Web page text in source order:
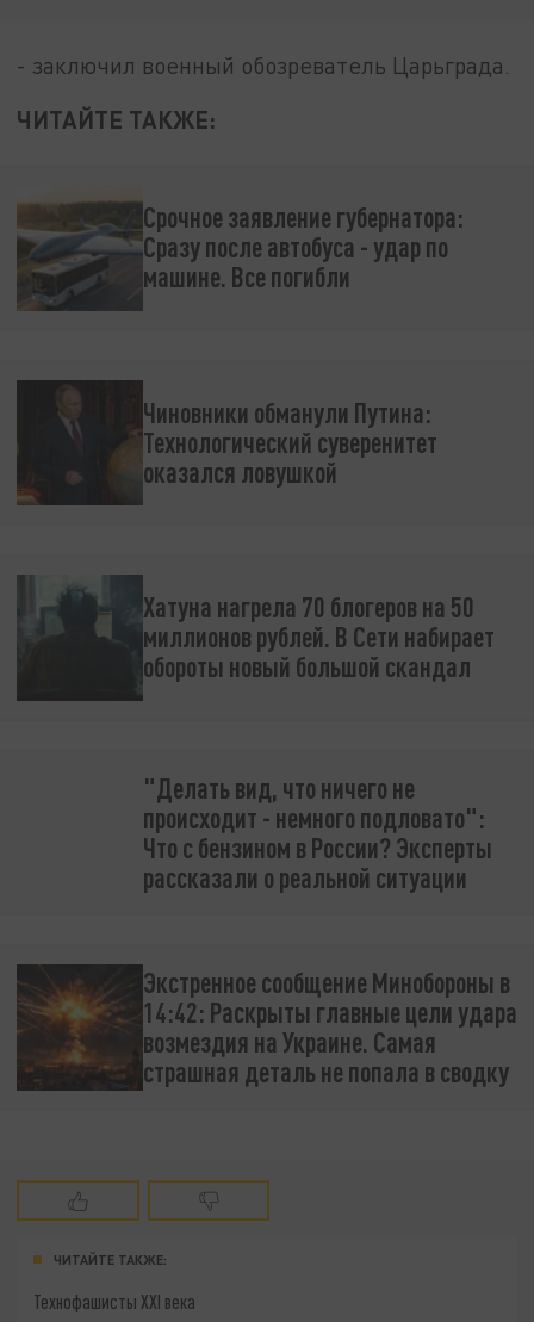
- заключил военный обозреватель Царьграда.
ЧИТАЙТЕ ТАКЖЕ:
Срочное заявление губернатора:
Сразу после автобуса - удар по
машине. Все погибли
Чиновники обманули Путина:
Технологический суверенитет
оказался ловушкой
Хатуна нагрела 70 блогеров на 50
миллионов рублей. В Сети набирает
обороты новый большой скандал
"Делать вид, что ничего не
происходит - немного подловато":
Что с бензином в России? Эксперты
рассказали о реальной ситуации
Экстренное сообщение Минобороны в
14:42: Раскрыты главные цели удара
возмездия на Украине. Самая
страшная деталь не попала в сводку
ЧИТАЙТЕ ТАКЖЕ:
Технофашисты XXI века